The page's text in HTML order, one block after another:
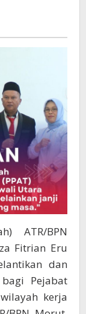
ATR/BPN
Fitrian Eru
dan
Pejabat
kerja